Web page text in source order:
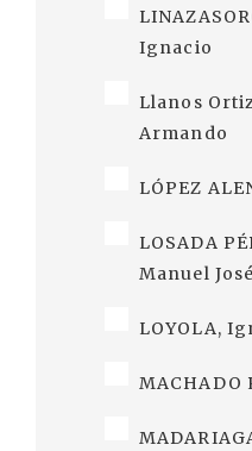
Ignacio
Llanos
Armando
LÓPEZ
LOSADA
Manuel José
LOYOLA,
MACHADO